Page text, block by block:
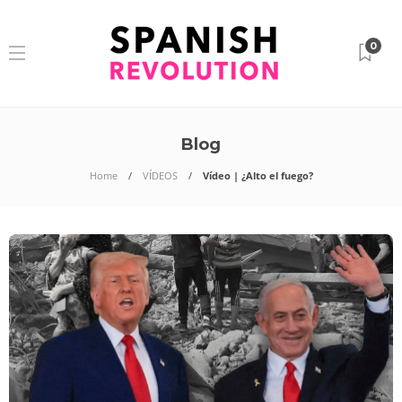
0
Blog
Home VÍDEOS Vídeo | ¿Alto el fuego?